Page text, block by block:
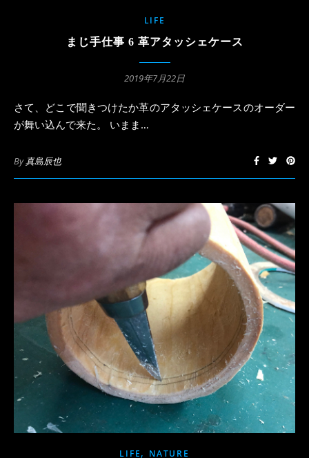
LIFE
まじ手仕事 6 革アタッシェケース
2019年7月22日
さて、どこで聞きつけたか革のアタッシェケースのオーダー
が舞い込んで来た。 いまま…
By真島辰也
LIFE, NATURE